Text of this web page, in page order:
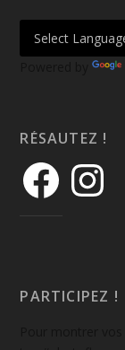
Powered by
RÉSAUTEZ !
PARTICIPEZ !